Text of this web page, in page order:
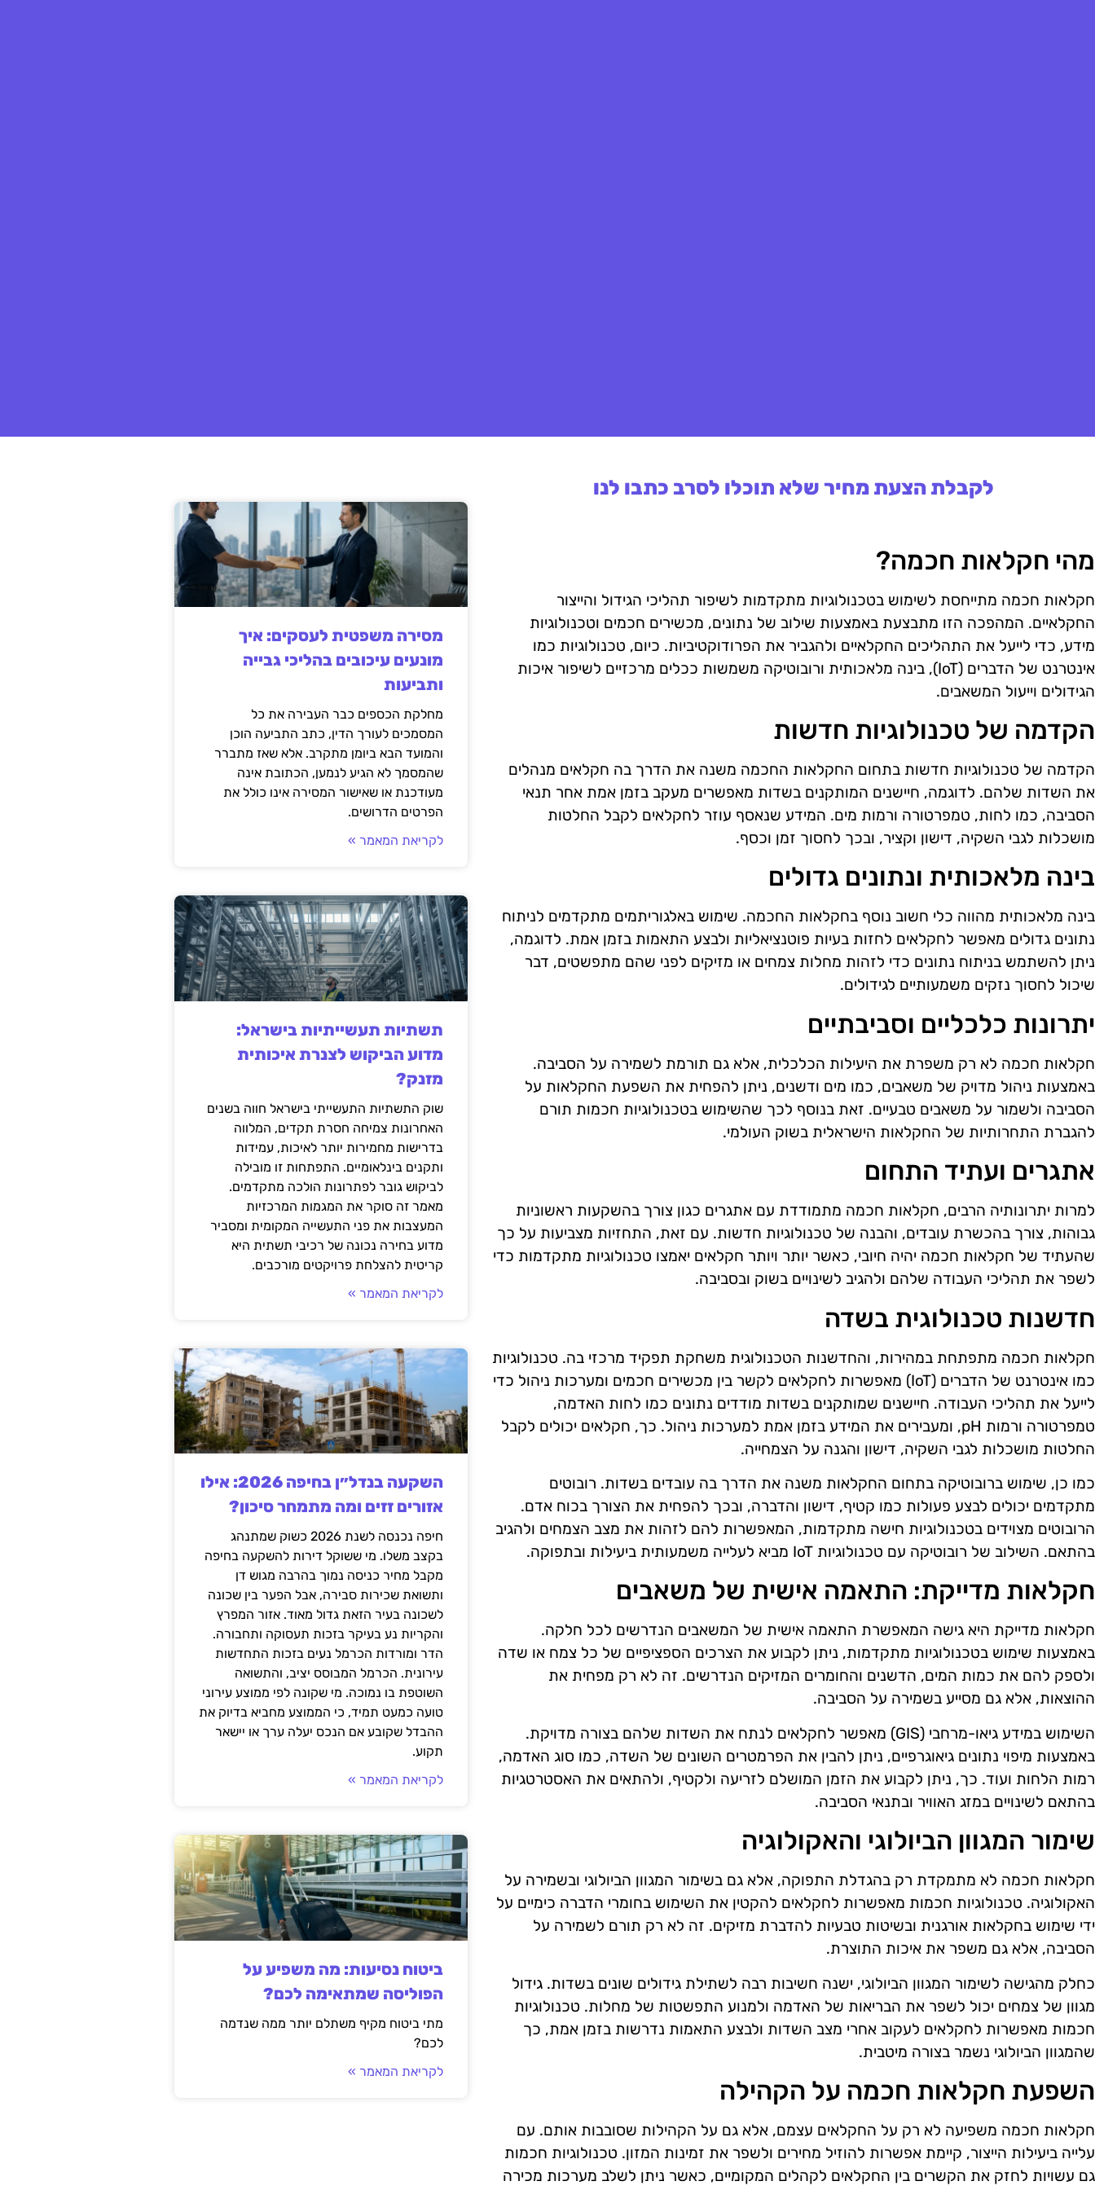
לקבלת הצעת מחיר שלא תוכלו לסרב כתבו לנו
מהי חקלאות חכמה?
חקלאות חכמה מתייחסת לשימוש בטכנולוגיות מתקדמות לשיפור תהליכי הגידול והייצור
החקלאיים. המהפכה הזו מתבצעת באמצעות שילוב של נתונים, מכשירים חכמים וטכנולוגיות
מידע, כדי לייעל את התהליכים החקלאיים ולהגביר את הפרודוקטיביות. כיום, טכנולוגיות כמו
אינטרנט של הדברים (IoT), בינה מלאכותית ורובוטיקה משמשות ככלים מרכזיים לשיפור איכות
הגידולים וייעול המשאבים.
הקדמה של טכנולוגיות חדשות
הקדמה של טכנולוגיות חדשות בתחום החקלאות החכמה משנה את הדרך בה חקלאים מנהלים
את השדות שלהם. לדוגמה, חיישנים המותקנים בשדות מאפשרים מעקב בזמן אמת אחר תנאי
הסביבה, כמו לחות, טמפרטורה ורמות מים. המידע שנאסף עוזר לחקלאים לקבל החלטות
מושכלות לגבי השקיה, דישון וקציר, ובכך לחסוך זמן וכסף.
בינה מלאכותית ונתונים גדולים
בינה מלאכותית מהווה כלי חשוב נוסף בחקלאות החכמה. שימוש באלגוריתמים מתקדמים לניתוח
נתונים גדולים מאפשר לחקלאים לחזות בעיות פוטנציאליות ולבצע התאמות בזמן אמת. לדוגמה,
ניתן להשתמש בניתוח נתונים כדי לזהות מחלות צמחים או מזיקים לפני שהם מתפשטים, דבר
שיכול לחסוך נזקים משמעותיים לגידולים.
יתרונות כלכליים וסביבתיים
חקלאות חכמה לא רק משפרת את היעילות הכלכלית, אלא גם תורמת לשמירה על הסביבה.
באמצעות ניהול מדויק של משאבים, כמו מים ודשנים, ניתן להפחית את השפעת החקלאות על
הסביבה ולשמור על משאבים טבעיים. זאת בנוסף לכך שהשימוש בטכנולוגיות חכמות תורם
להגברת התחרותיות של החקלאות הישראלית בשוק העולמי.
אתגרים ועתיד התחום
למרות יתרונותיה הרבים, חקלאות חכמה מתמודדת עם אתגרים כגון צורך בהשקעות ראשוניות
גבוהות, צורך בהכשרת עובדים, והבנה של טכנולוגיות חדשות. עם זאת, התחזיות מצביעות על כך
שהעתיד של חקלאות חכמה יהיה חיובי, כאשר יותר ויותר חקלאים יאמצו טכנולוגיות מתקדמות כדי
לשפר את תהליכי העבודה שלהם ולהגיב לשינויים בשוק ובסביבה.
חדשנות טכנולוגית בשדה
חקלאות חכמה מתפתחת במהירות, והחדשנות הטכנולוגית משחקת תפקיד מרכזי בה. טכנולוגיות
כמו אינטרנט של הדברים (IoT) מאפשרות לחקלאים לקשר בין מכשירים חכמים ומערכות ניהול כדי
לייעל את תהליכי העבודה. חיישנים שמותקנים בשדות מודדים נתונים כמו לחות האדמה,
טמפרטורה ורמות pH, ומעבירים את המידע בזמן אמת למערכות ניהול. כך, חקלאים יכולים לקבל
החלטות מושכלות לגבי השקיה, דישון והגנה על הצמחייה.
כמו כן, שימוש ברובוטיקה בתחום החקלאות משנה את הדרך בה עובדים בשדות. רובוטים
מתקדמים יכולים לבצע פעולות כמו קטיף, דישון והדברה, ובכך להפחית את הצורך בכוח אדם.
הרובוטים מצוידים בטכנולוגיות חישה מתקדמות, המאפשרות להם לזהות את מצב הצמחים ולהגיב
בהתאם. השילוב של רובוטיקה עם טכנולוגיות IoT מביא לעלייה משמעותית ביעילות ובתפוקה.
חקלאות מדייקת: התאמה אישית של משאבים
חקלאות מדייקת היא גישה המאפשרת התאמה אישית של המשאבים הנדרשים לכל חלקה.
באמצעות שימוש בטכנולוגיות מתקדמות, ניתן לקבוע את הצרכים הספציפיים של כל צמח או שדה
ולספק להם את כמות המים, הדשנים והחומרים המזיקים הנדרשים. זה לא רק מפחית את
ההוצאות, אלא גם מסייע בשמירה על הסביבה.
השימוש במידע גיאו-מרחבי (GIS) מאפשר לחקלאים לנתח את השדות שלהם בצורה מדויקת.
באמצעות מיפוי נתונים גיאוגרפיים, ניתן להבין את הפרמטרים השונים של השדה, כמו סוג האדמה,
רמות הלחות ועוד. כך, ניתן לקבוע את הזמן המושלם לזריעה ולקטיף, ולהתאים את האסטרטגיות
בהתאם לשינויים במזג האוויר ובתנאי הסביבה.
שימור המגוון הביולוגי והאקולוגיה
חקלאות חכמה לא מתמקדת רק בהגדלת התפוקה, אלא גם בשימור המגוון הביולוגי ובשמירה על
האקולוגיה. טכנולוגיות חכמות מאפשרות לחקלאים להקטין את השימוש בחומרי הדברה כימיים על
ידי שימוש בחקלאות אורגנית ובשיטות טבעיות להדברת מזיקים. זה לא רק תורם לשמירה על
הסביבה, אלא גם משפר את איכות התוצרת.
כחלק מהגישה לשימור המגוון הביולוגי, ישנה חשיבות רבה לשתילת גידולים שונים בשדות. גידול
מגוון של צמחים יכול לשפר את הבריאות של האדמה ולמנוע התפשטות של מחלות. טכנולוגיות
חכמות מאפשרות לחקלאים לעקוב אחרי מצב השדות ולבצע התאמות נדרשות בזמן אמת, כך
שהמגוון הביולוגי נשמר בצורה מיטבית.
השפעת חקלאות חכמה על הקהילה
חקלאות חכמה משפיעה לא רק על החקלאים עצמם, אלא גם על הקהילות שסובבות אותם. עם
עלייה ביעילות הייצור, קיימת אפשרות להוזיל מחירים ולשפר את זמינות המזון. טכנולוגיות חכמות
גם עשויות לחזק את הקשרים בין החקלאים לקהלים המקומיים, כאשר ניתן לשלב מערכות מכירה
מסירה משפטית לעסקים: איך
מונעים עיכובים בהליכי גבייה
ותביעות
מחלקת הכספים כבר העבירה את כל
המסמכים לעורך הדין, כתב התביעה הוכן
והמועד הבא ביומן מתקרב. אלא שאז מתברר
שהמסמך לא הגיע לנמען, הכתובת אינה
מעודכנת או שאישור המסירה אינו כולל את
הפרטים הדרושים.
לקריאת המאמר »
תשתיות תעשייתיות בישראל:
מדוע הביקוש לצנרת איכותית
מזנק?
שוק התשתיות התעשייתי בישראל חווה בשנים
האחרונות צמיחה חסרת תקדים, המלווה
בדרישות מחמירות יותר לאיכות, עמידות
ותקנים בינלאומיים. התפתחות זו מובילה
לביקוש גובר לפתרונות הולכה מתקדמים.
מאמר זה סוקר את המגמות המרכזיות
המעצבות את פני התעשייה המקומית ומסביר
מדוע בחירה נכונה של רכיבי תשתית היא
קריטית להצלחת פרויקטים מורכבים.
לקריאת המאמר »
השקעה בנדל״ן בחיפה 2026: אילו
אזורים זזים ומה מתמחר סיכון?
חיפה נכנסה לשנת 2026 כשוק שמתנהג
בקצב משלו. מי ששוקל דירות להשקעה בחיפה
מקבל מחיר כניסה נמוך בהרבה מגוש דן
ותשואת שכירות סבירה, אבל הפער בין שכונה
לשכונה בעיר הזאת גדול מאוד. אזור המפרץ
והקריות נע בעיקר בזכות תעסוקה ותחבורה.
הדר ומורדות הכרמל נעים בזכות התחדשות
עירונית. הכרמל המבוסס יציב, והתשואה
השוטפת בו נמוכה. מי שקונה לפי ממוצע עירוני
טועה כמעט תמיד, כי הממוצע מחביא בדיוק את
ההבדל שקובע אם הנכס יעלה ערך או יישאר
תקוע.
לקריאת המאמר »
ביטוח נסיעות: מה משפיע על
הפוליסה שמתאימה לכם?
מתי ביטוח מקיף משתלם יותר ממה שנדמה
לכם?
לקריאת המאמר »